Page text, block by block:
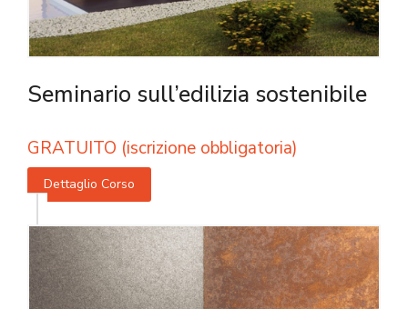
Seminario sull’edilizia sostenibile
GRATUITO (iscrizione obbligatoria)
Dettaglio Corso